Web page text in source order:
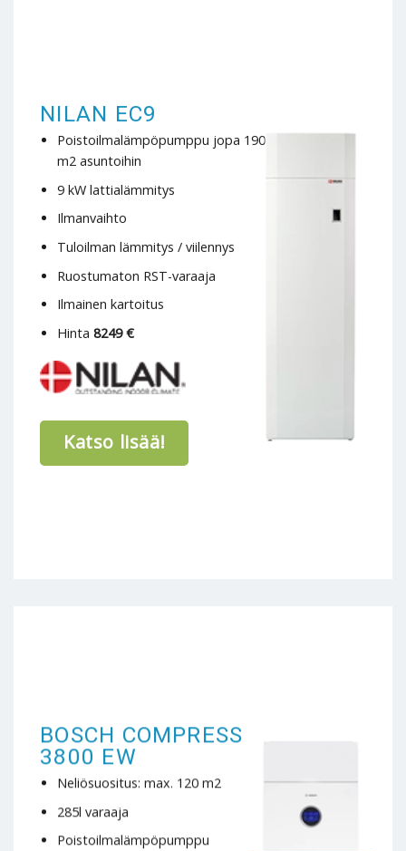
NILAN EC9
Poistoilmalämpöpumppu jopa 190
m2 asuntoihin
9 kW lattialämmitys
Ilmanvaihto
Tuloilman lämmitys / viilennys
Ruostumaton RST-varaaja
Ilmainen kartoitus
Hinta 8249 €
Katso lisää!
BOSCH COMPRESS
3800 EW
Neliösuositus: max. 120 m2
285l varaaja
Poistoilmalämpöpumppu